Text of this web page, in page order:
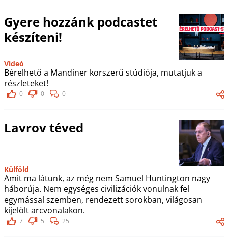
Gyere hozzánk podcastet
készíteni!
Videó
Bérelhető a Mandiner korszerű stúdiója, mutatjuk a
részleteket!
0 0 0
Lavrov téved
Külföld
Amit ma látunk, az még nem Samuel Huntington nagy
háborúja. Nem egységes civilizációk vonulnak fel
egymással szemben, rendezett sorokban, világosan
kijelölt arcvonalakon.
7 5 25